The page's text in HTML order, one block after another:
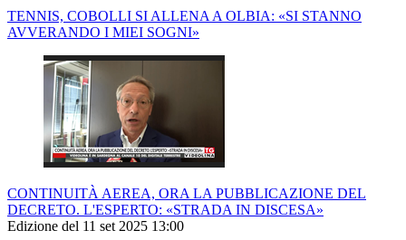
TENNIS, COBOLLI SI ALLENA A OLBIA: «SI STANNO
AVVERANDO I MIEI SOGNI»
CONTINUITÀ AEREA, ORA LA PUBBLICAZIONE DEL
DECRETO. L'ESPERTO: «STRADA IN DISCESA»
Edizione del 11 set 2025 13:00